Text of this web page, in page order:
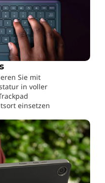
Sie mit
in voller
einsetzen